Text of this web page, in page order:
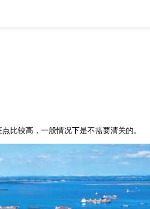
较高，一般情况下是不需要清关的。